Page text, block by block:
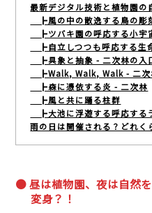
最新デジタル技術と植物園の
┣風の中の散逸する鳥の彫
┣ツバキ園の呼応する小宇
┣自立しつつも呼応する生
┣具象と抽象 - 二次林の入
┣Walk, Walk, Walk - 二次
┣森に憑依する炎 - 二次林
┣風と共に踊る柱群
┣大池に浮遊する呼応する
雨の日は開催される？どれく
● 昼は植物園、夜は自然
変身？！